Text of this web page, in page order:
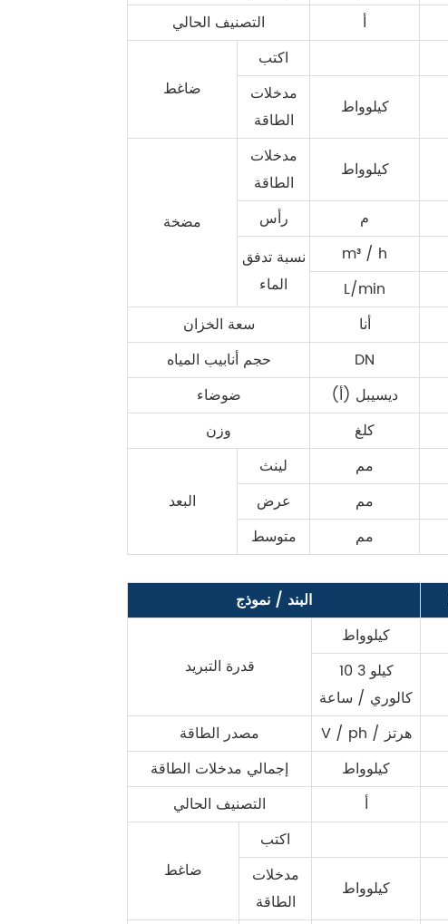
التصنيف الحالي
أ
ضاغط
اكتب
مدخلات
الطاقة
كيلوواط
مضخة
مدخلات
الطاقة
كيلوواط
رأس م
نسبة تدفق
الماء
m³ / h
L/min
سعة الخزان
أنا
حجم أنابيب المياه
DN
ضوضاء
ديسيبل (أ)
وزن
كلغ
البعد
لينث مم
عرض
مم
متوسط
مم
البند / نموذج
قدرة التبريد
كيلوواط
10 3 كيلو
كالوري / ساعة
مصدر الطاقة V / ph / هرتز
إجمالي مدخلات الطاقة
كيلوواط
التصنيف الحالي
أ
ضاغط
اكتب
مدخلات
الطاقة
كيلوواط